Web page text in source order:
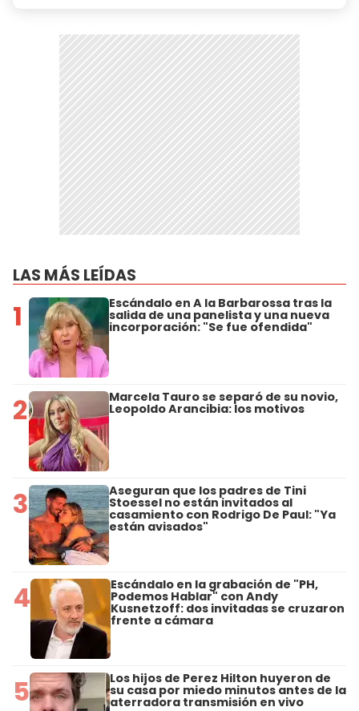
LAS MÁS LEÍDAS
1 Escándalo en A la Barbarossa tras la
salida de una panelista y una nueva
incorporación: "Se fue ofendida"
2 Marcela Tauro se separó de su novio,
Leopoldo Arancibia: los motivos
3 Aseguran que los padres de Tini
Stoessel no están invitados al
casamiento con Rodrigo De Paul: "Ya
están avisados"
4 Escándalo en la grabación de "PH,
Podemos Hablar" con Andy
Kusnetzoff: dos invitadas se cruzaron
frente a cámara
5 Los hijos de Perez Hilton huyeron de
su casa por miedo minutos antes de la
aterradora transmisión en vivo